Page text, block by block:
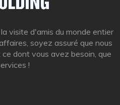
visite d'amis du monde entier
soyez assuré que nous
dont vous avez besoin, que
!